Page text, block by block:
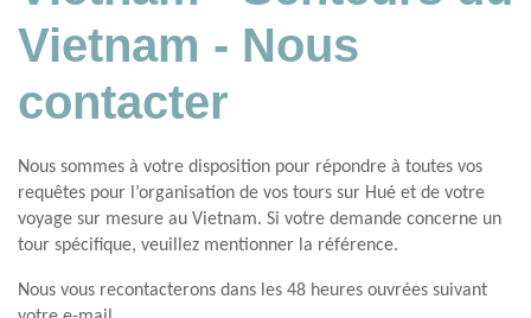
Vietnam - Nous
contacter
Nous sommes à votre disposition pour répondre à toutes vos
requêtes pour l’organisation de vos tours sur Hué et de votre
voyage sur mesure au Vietnam. Si votre demande concerne un
tour spécifique, veuillez mentionner la référence.
Nous vous recontacterons dans les 48 heures ouvrées suivant